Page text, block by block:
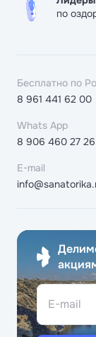
по
Бесплатно по
8 961 441 62 00
Whats App
8 906 460 27 26
E-mail
E-mail